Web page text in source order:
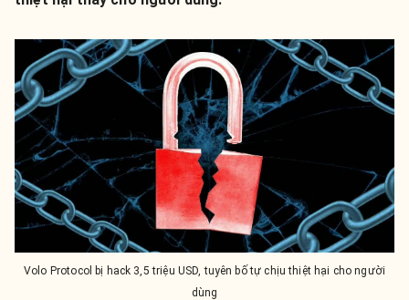
Volo Protocol bị hack 3,5 triệu USD, tuyên bố tự chịu thiệt hại cho người
dùng